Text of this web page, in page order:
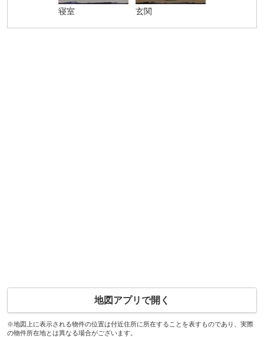
寝室 玄関
地図アプリで開く
※地図上に表示される物件の位置は付近住所に所在することを表すものであり、実際
の物件所在地とは異なる場合がございます。